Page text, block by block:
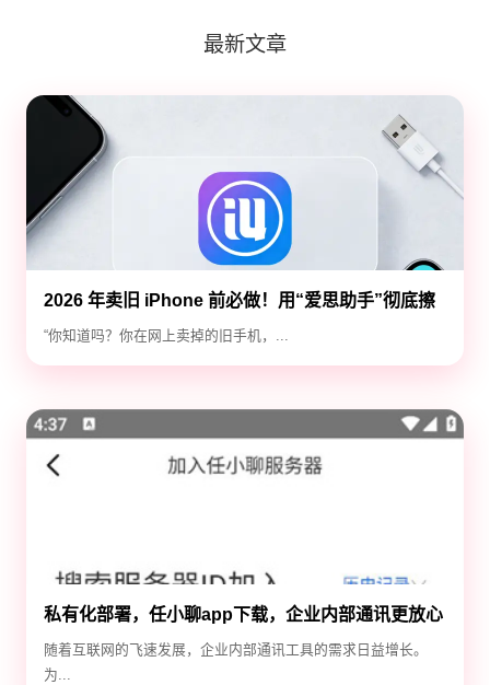
最新文章
2026 年卖旧 iPhone 前必做！用“爱思助手”彻底擦
除隐私，防止数据泄露
“你知道吗？你在网上卖掉的旧手机，...
私有化部署，任小聊app下载，企业内部通讯更放心
随着互联网的飞速发展，企业内部通讯工具的需求日益增长。
为...